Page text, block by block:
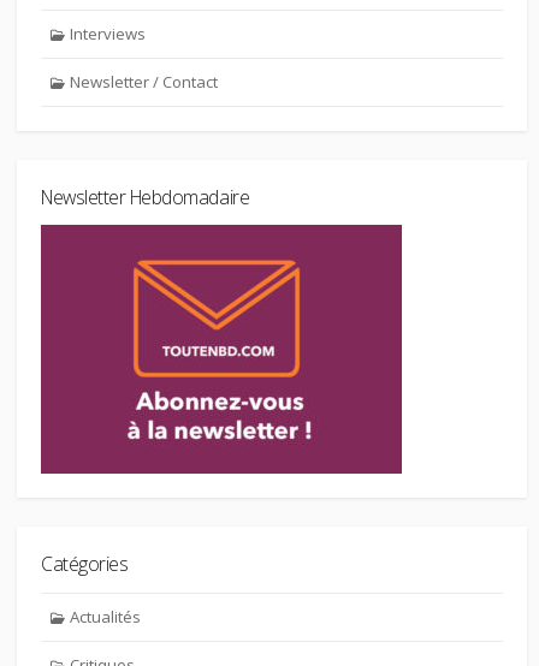
Interviews
Newsletter / Contact
Newsletter Hebdomadaire
Catégories
Actualités